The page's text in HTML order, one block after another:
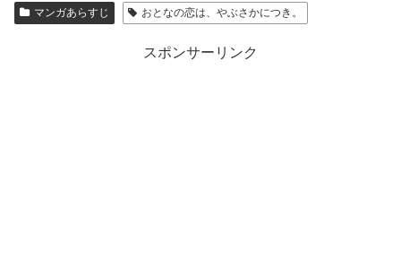
マンガあらすじ おとなの恋は、やぶさかにつき。
スポンサーリンク